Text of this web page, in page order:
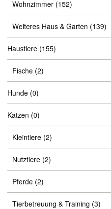
Wohnzimmer (152)
Weiteres Haus & Garten (139)
Haustiere (155)
Fische (2)
Hunde (0)
Katzen (0)
Kleintiere (2)
Nutztiere (2)
Pferde (2)
Tierbetreuung & Training (3)